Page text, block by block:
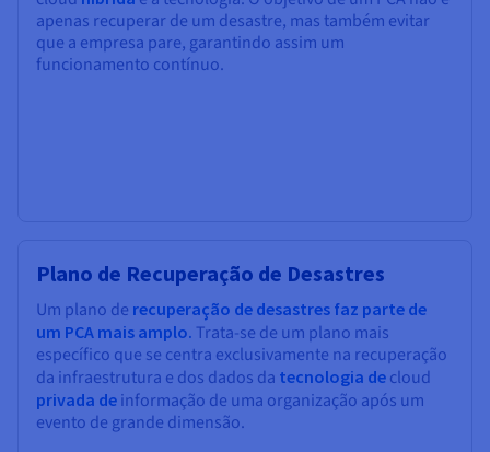
apenas recuperar de um desastre, mas também evitar
que a empresa pare, garantindo assim um
funcionamento contínuo.
Plano de Recuperação de Desastres
Um plano de recuperação de desastres faz parte de
um PCA mais amplo. Trata-se de um plano mais
específico que se centra exclusivamente na recuperação
da infraestrutura e dos dados da tecnologia de cloud
privada de informação de uma organização após um
evento de grande dimensão.